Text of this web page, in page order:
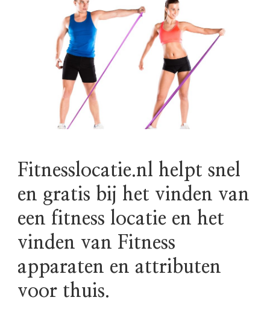
Fitnesslocatie.nl helpt snel
en gratis bij het vinden van
een fitness locatie en het
vinden van Fitness
apparaten en attributen
voor thuis.